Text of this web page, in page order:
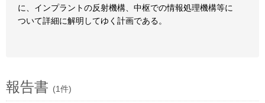
に、インプラントの反射機構、中枢での情報処理機構等に
ついて詳細に解明してゆく計画である。
報告書 (1件)